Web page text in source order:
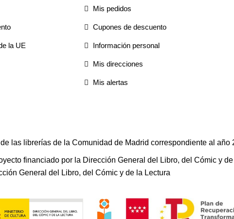
la UE
Mis pedidos
Cupones de descuento
Información personal
Mis direcciones
Mis alertas
las librerías de la Comunidad de Madrid correspondiente al
financiado por la Dirección General del Libro, del Cómic y
General del Libro, del Cómic y de la Lectura